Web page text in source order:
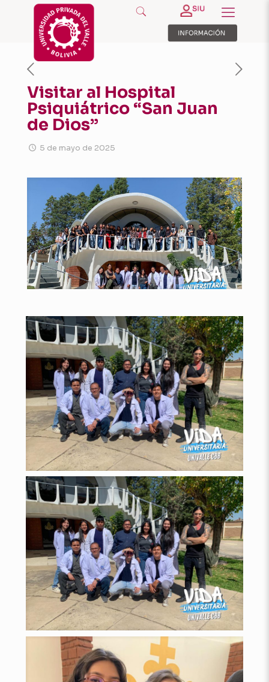
Visitar al Hospital
Psiquiátrico “San Juan
de Dios”
5 de mayo de 2025